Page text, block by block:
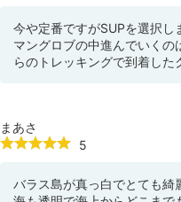
今や定番ですがSUPを選択し
マングロブの中進んでいく
らのトレッキングで到着した
まあさ
5
バラス島が真っ白でとても綺